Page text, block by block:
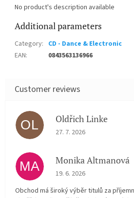
No product's description available
Additional parameters
Category: CD - Dance & Electronic
EAN: 0843563136966
OL Oldřich Linke
The store rating is 5 out of
27. 7. 2026
MA Monika Altmanová
The store rating is 5 out of
19. 6. 2026
Obchod má široký výběr titulů za